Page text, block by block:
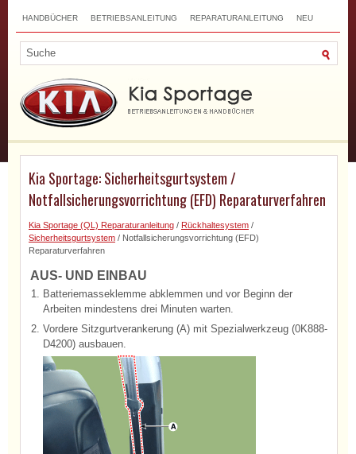
HANDBÜCHER BETRIEBSANLEITUNG REPARATURANLEITUNG NEU
Kia Sportage: Sicherheitsgurtsystem /
Notfallsicherungsvorrichtung (EFD) Reparaturverfahren
Kia Sportage (QL) Reparaturanleitung / Rückhaltesystem /
Sicherheitsgurtsystem / Notfallsicherungsvorrichtung (EFD)
Reparaturverfahren
AUS- UND EINBAU
1. Batteriemasseklemme abklemmen und vor Beginn der
Arbeiten mindestens drei Minuten warten.
2. Vordere Sitzgurtverankerung (A) mit Spezialwerkzeug (0K888-
D4200) ausbauen.